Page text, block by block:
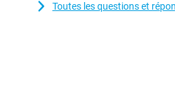
Toutes les questions et